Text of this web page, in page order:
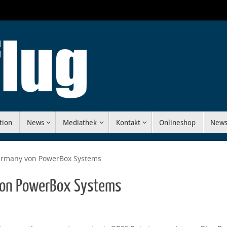
News Mediathek Kontakt Onlineshop
von PowerBox Systems
PowerBox Systems